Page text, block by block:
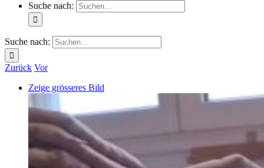
Suche nach:
Suche nach:
Zurück Vor
Zeige grösseres Bild